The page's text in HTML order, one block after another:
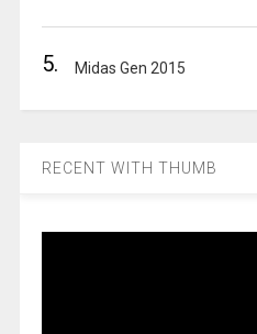
5. Midas Gen 2015
RECENT WITH THUMB